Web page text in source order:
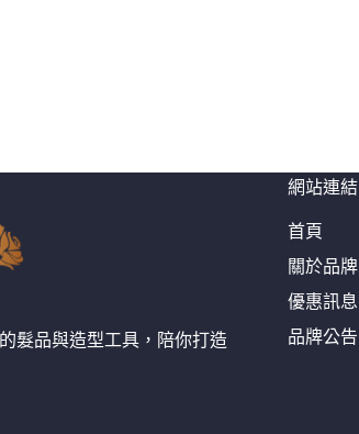
髮品與造型工具，陪你打造
網站連結
首頁
關於品牌
優惠訊息
品牌公告